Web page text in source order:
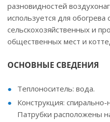
разновидностей
используется для
сельскохозяйственных и
общественных мест и
ОСНОВНЫЕ СВЕДЕНИЯ
Теплоноситель: вода.
Конструкция:
Патрубки расположены